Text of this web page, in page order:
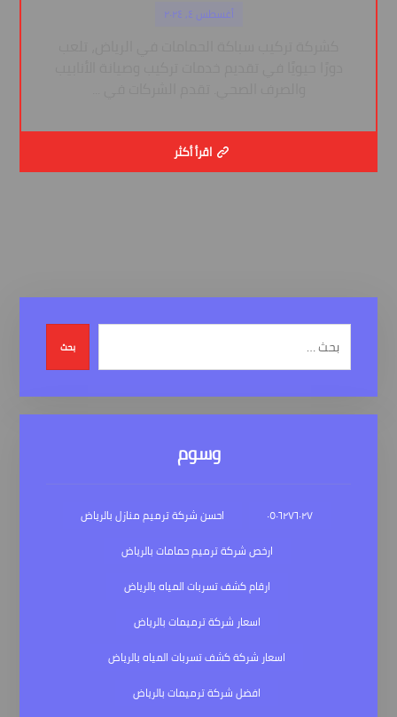
أغسطس ٤, ٢٠٢٤
اقرأ أكثر
بحث
وسوم
٠٥٠٦٢٧٦٠٢٧
احسن شركة ترميم منازل بالرياض
ارخص شركة ترميم حمامات بالرياض
ارقام كشف تسربات المياه بالرياض
اسعار شركة ترميمات بالرياض
اسعار شركة كشف تسربات المياه بالرياض
افضل شركة ترميمات بالرياض